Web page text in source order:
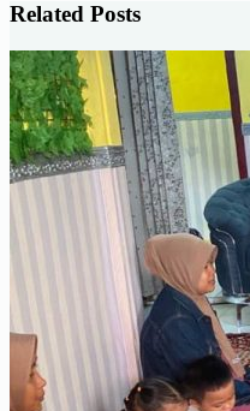
Related Posts